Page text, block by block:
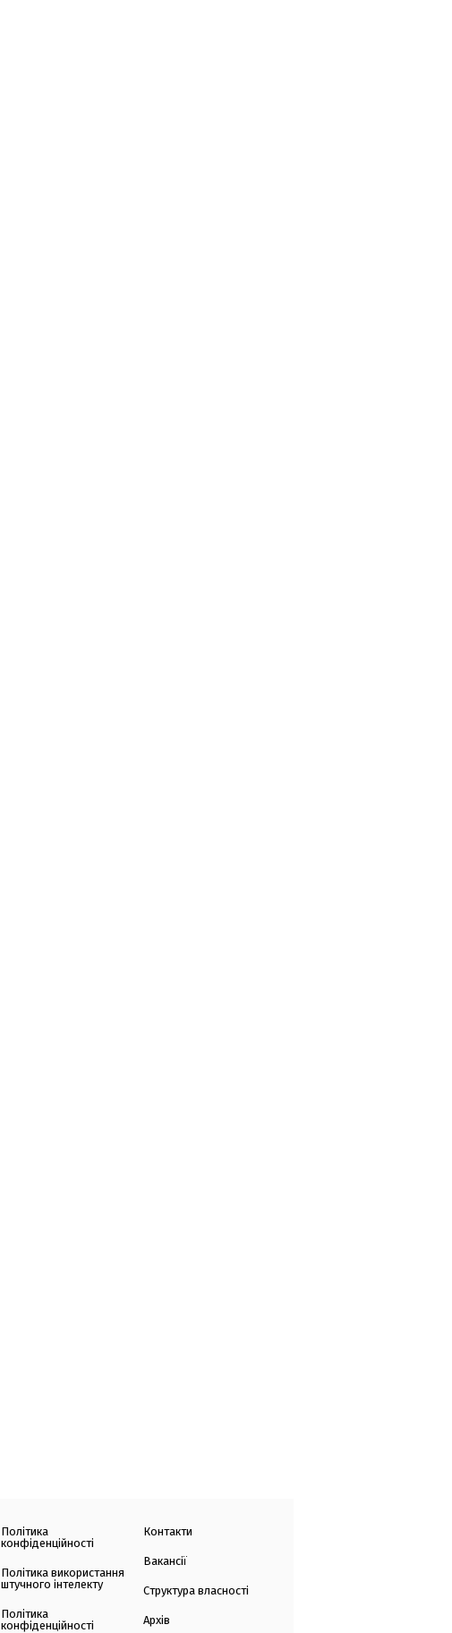
Політика
конфіденційності
Політика використання
штучного інтелекту
Політика
конфіденційності
Контакти
Вакансії
Структура власності
Архів